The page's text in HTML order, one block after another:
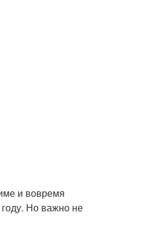
и вовремя
Но важно не